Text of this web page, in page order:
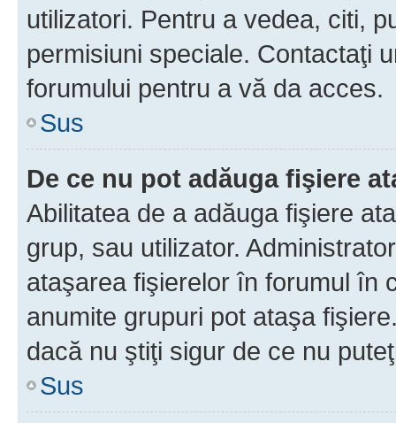
utilizatori. Pentru a vedea, citi,
permisiuni speciale. Contactaţi
forumului pentru a vă da acces.
Sus
De ce nu pot adăuga fişiere
Abilitatea de a adăuga fişiere
grup, sau utilizator.
ataşarea fişierelor în forumul în
anumite grupuri pot ataşa
dacă nu ştiţi sigur de ce nu
Sus